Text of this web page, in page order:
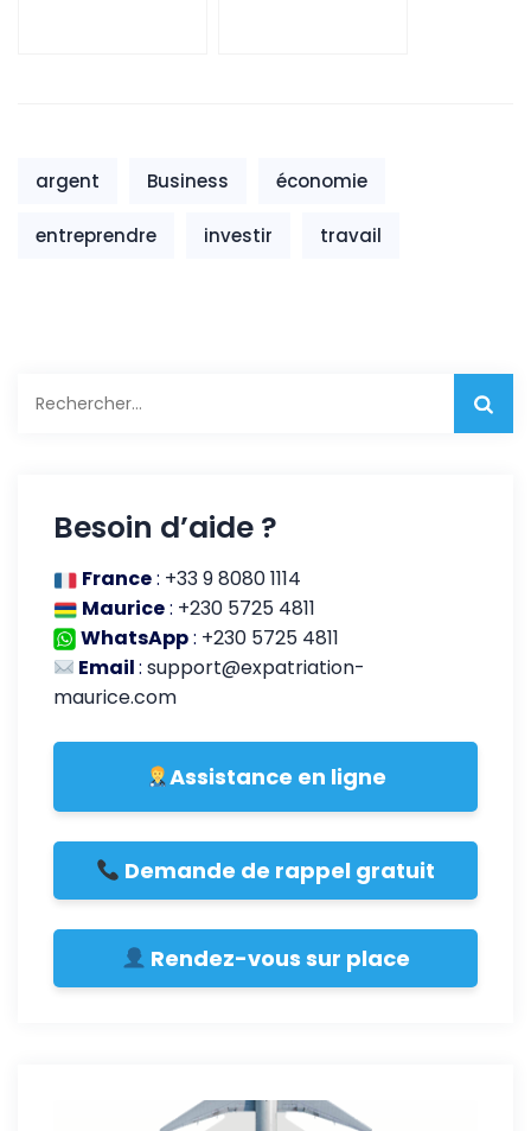
argent Business économie
entreprendre investir travail
Besoin d’aide ?
France: +33 9 8080 1114
Maurice: +230 5725 4811
WhatsApp: +230 5725 4811
Email:support@expatriation-
maurice.com
Assistance en ligne
Demande de rappel gratuit
Rendez-vous sur place